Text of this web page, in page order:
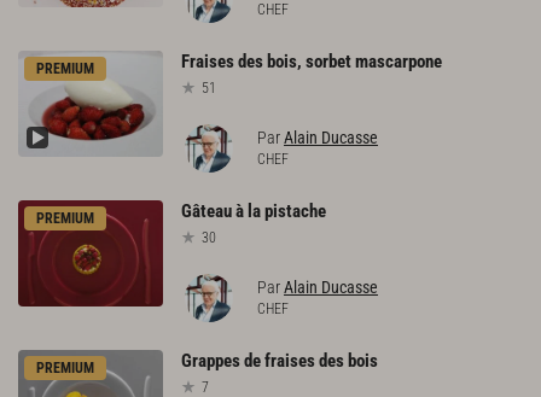
CHEF
PREMIUM Fraisesdes bois, sorbetmascarpone
51
ParAlain Ducasse
CHEF
PREMIUM Gâteauà lapistache
30
ParAlain Ducasse
CHEF
PREMIUM Grappesdefraisesdes bois
7